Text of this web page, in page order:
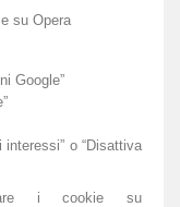
su Opera
Google”
o “Disattiva
i cookie su